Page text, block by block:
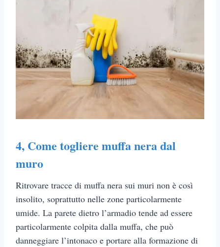
4, Come togliere muffa nera dal
muro
Ritrovare tracce di muffa nera sui muri non è così
insolito, soprattutto nelle zone particolarmente
umide. La parete dietro l’armadio tende ad essere
particolarmente colpita dalla muffa, che può
danneggiare l’intonaco e portare alla formazione di